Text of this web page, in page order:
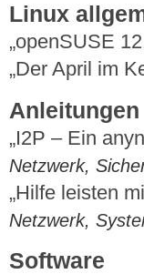
Linux
„openSUSE
„Der April im
Anleitungen
„I2P – Ein
Netzwerk,
„Hilfe leisten
Netzwerk,
Software